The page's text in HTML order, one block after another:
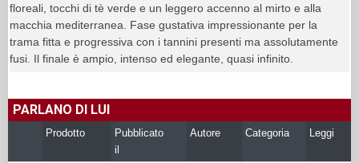
floreali, tocchi di tè verde e un leggero accenno al mirto e alla
macchia mediterranea. Fase gustativa impressionante per la
trama fitta e progressiva con i tannini presenti ma assolutamente
fusi. Il finale è ampio, intenso ed elegante, quasi infinito.
PARLANO DI LUI
Prodotto
Pubblicato
il
Autore Categoria Leggi